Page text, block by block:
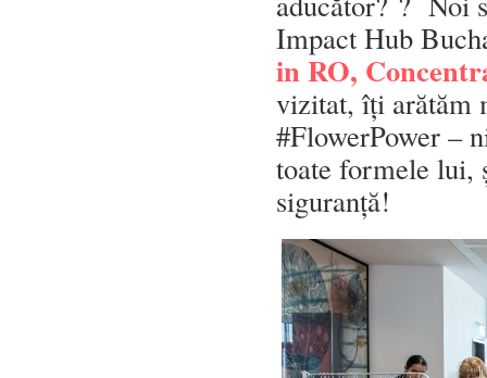
Impact Hub
in RO,
vizitat, îți arătăm
#FlowerPower –
toate formele
siguranță!